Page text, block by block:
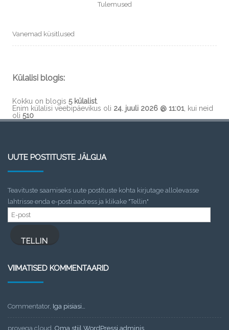
Tulemused
Vanemad küsitlused
Külalisi blogis:
Kokku on blogis 5 külalist.
Enim külalisi veebipäevikus oli 24. juuli 2026 @ 11:01, kui neid
oli 510
UUTE POSTITUSTE JÄLGIJA
Teavituste saamiseks uute postituste kohta kirjutage allolevasse
lahtrisse enda e-posti aadress ja klikake "Tellin"
E-
post
TELLIN
VIIMATISED KOMMENTAARID
Commentator, Iga pisiasi…
provega cloud, Oma stiil WordPressi adminis